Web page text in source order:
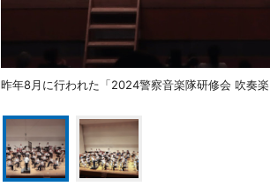
昨年8月に行われた「2024警察音楽隊研修会 吹奏